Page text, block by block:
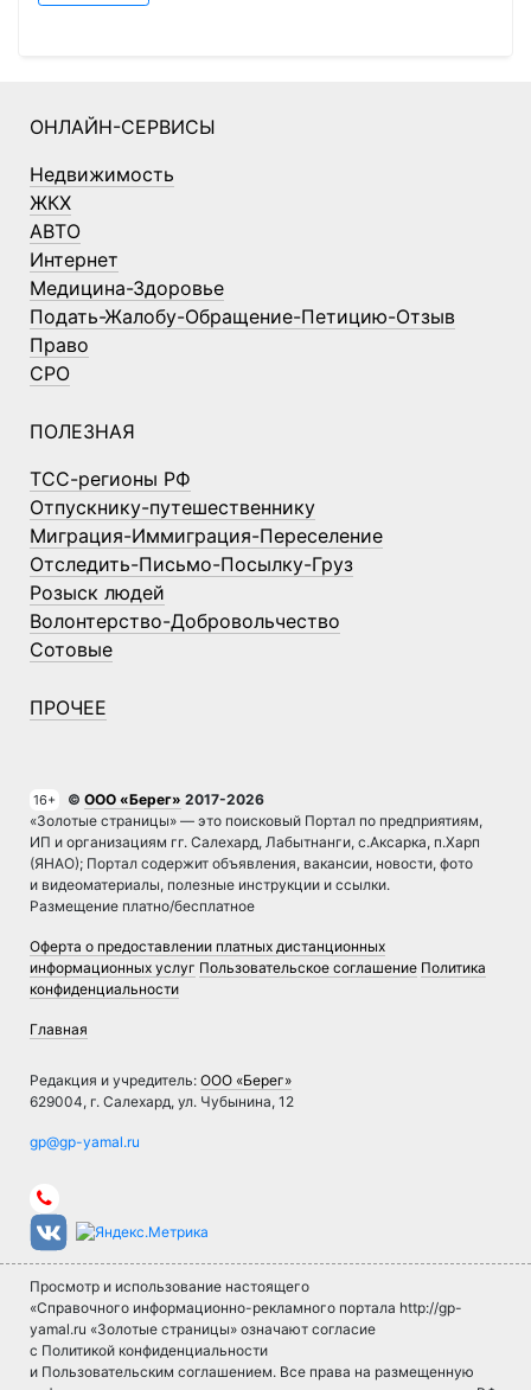
ОНЛАЙН-СЕРВИСЫ
Недвижимость
ЖКХ
АВТО
Интернет
Медицина-Здоровье
Подать-Жалобу-Обращение-Петицию-Отзыв
Право
СРО
ПОЛЕЗНАЯ
ТСС-регионы РФ
Отпускнику-путешественнику
Миграция-Иммиграция-Переселение
Отследить-Письмо-Посылку-Груз
Розыск людей
Волонтерство-Добровольчество
Сотовые
ПРОЧЕЕ
16+ © ООО «Берег» 2017-2026
«Золотые страницы» — это поисковый Портал по предприятиям,
ИП и организациям гг. Салехард, Лабытнанги, с.Аксарка, п.Харп
(ЯНАО); Портал содержит объявления, вакансии, новости, фото
и видеоматериалы, полезные инструкции и ссылки.
Размещение платно/бесплатное
Оферта о предоставлении платных дистанционных
информационных услуг Пользовательское соглашение Политика
конфиденциальности
Главная
Редакция и учредитель: ООО «Берег»
629004, г. Салехард, ул. Чубынина, 12
Просмотр и использование настоящего
«Справочного информационно-рекламного портала http://gp-
yamal.ru «Золотые страницы» означают согласие
с Политикой конфиденциальности
и Пользовательским соглашением. Все права на размещенную